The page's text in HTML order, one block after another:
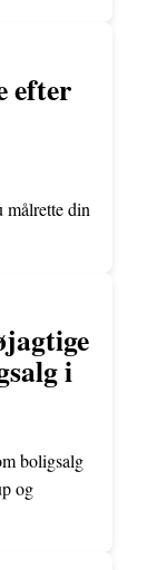
efter
målrette din
i
boligsalg
og